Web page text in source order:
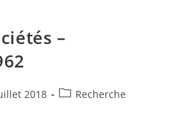
–
2018
PostRecherche